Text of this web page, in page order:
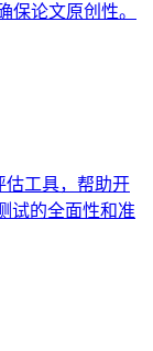
保论文原创性。
估工具，帮助开
试的全面性和准